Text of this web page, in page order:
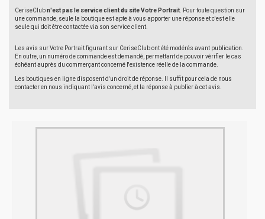
CeriseClubn'est pas le service client du site Votre Portrait . Pour toute question sur
une commande, seule la boutique est apte à vous apporter une réponse et c'est elle
seule qui doit être contactée via son service client.
Les avis sur Votre Portrait figurant sur CeriseClub ont été modérés avant publication.
En outre, un numéro de commande est demandé, permettant de pouvoir vérifier le cas
échéant auprès du commerçant concerné l'existence réelle de la commande.
Les boutiques en ligne disposent d'un droit de réponse. Il suffit pour cela de nous
contacter en nous indiquant l'avis concerné, et la réponse à publier à cet avis.